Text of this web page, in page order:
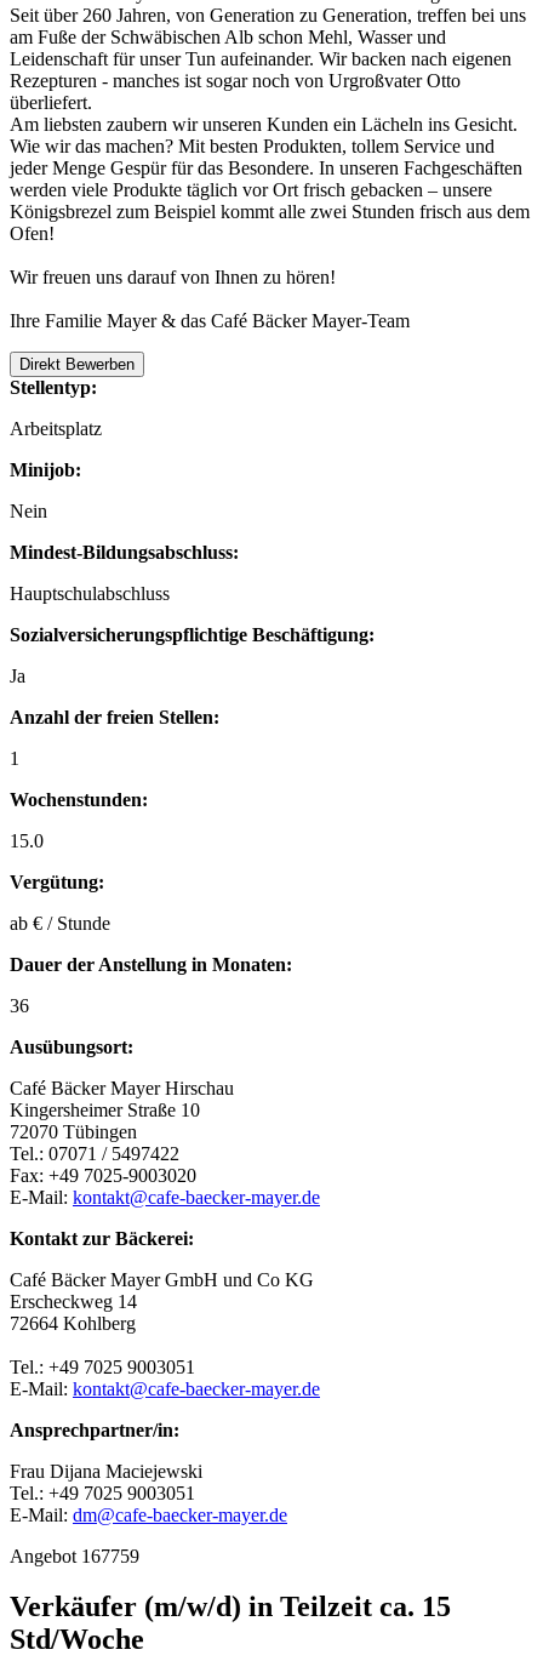
Seit über 260 Jahren, von Generation zu Generation, treffen bei uns
am Fuße der Schwäbischen Alb schon Mehl, Wasser und
Leidenschaft für unser Tun aufeinander. Wir backen nach eigenen
Rezepturen - manches ist sogar noch von Urgroßvater Otto
überliefert.
Am liebsten zaubern wir unseren Kunden ein Lächeln ins Gesicht.
Wie wir das machen? Mit besten Produkten, tollem Service und
jeder Menge Gespür für das Besondere. In unseren Fachgeschäften
werden viele Produkte täglich vor Ort frisch gebacken – unsere
Königsbrezel zum Beispiel kommt alle zwei Stunden frisch aus dem
Ofen!
Wir freuen uns darauf von Ihnen zu hören!
Ihre Familie Mayer & das Café Bäcker Mayer-Team
Direkt Bewerben
Stellentyp:
Arbeitsplatz
Minijob:
Nein
Mindest-Bildungsabschluss:
Hauptschulabschluss
Sozialversicherungspflichtige Beschäftigung:
Ja
Anzahl der freien Stellen:
1
Wochenstunden:
15.0
Vergütung:
ab € / Stunde
Dauer der Anstellung in Monaten:
36
Ausübungsort:
Café Bäcker Mayer Hirschau
Kingersheimer Straße 10
72070 Tübingen
Tel.: 07071 / 5497422
Fax: +49 7025-9003020
E-Mail: kontakt@cafe-baecker-mayer.de
Kontakt zur Bäckerei:
Café Bäcker Mayer GmbH und Co KG
Erscheckweg 14
72664 Kohlberg
Tel.: +49 7025 9003051
E-Mail: kontakt@cafe-baecker-mayer.de
Ansprechpartner/in:
Frau Dijana Maciejewski
Tel.: +49 7025 9003051
E-Mail: dm@cafe-baecker-mayer.de
Angebot 167759
Verkäufer (m/w/d) in Teilzeit ca. 15
Std/Woche